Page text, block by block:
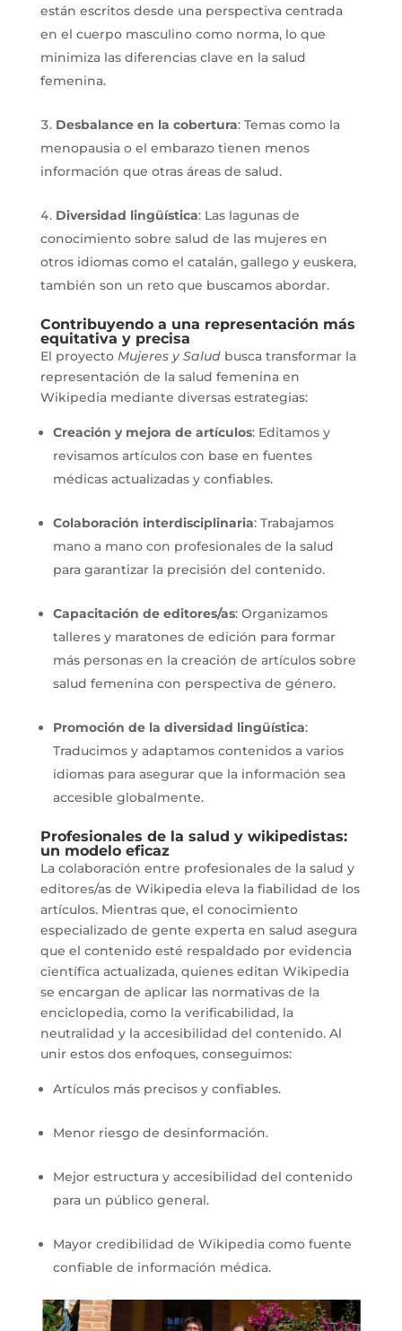
están escritos desde una perspectiva centrada
en el cuerpo masculino como norma, lo que
minimiza las diferencias clave en la salud
femenina.
Desbalance en la cobertura: Temas como la
menopausia o el embarazo tienen menos
información que otras áreas de salud.
Diversidad lingüística: Las lagunas de
conocimiento sobre salud de las mujeres en
otros idiomas como el catalán, gallego y euskera,
también son un reto que buscamos abordar.
Contribuyendo a una representación más
equitativa y precisa
El proyecto Mujeres y Saludbusca transformar la
representación de la salud femenina en
Wikipedia mediante diversas estrategias:
Creación y mejora de artículos: Editamos y
revisamos artículos con base en fuentes
médicas actualizadas y confiables.
Colaboración interdisciplinaria: Trabajamos
mano a mano con profesionales de la salud
para garantizar la precisión del contenido.
Capacitación de editores/as: Organizamos
talleres y maratones de edición para formar
más personas en la creación de artículos sobre
salud femenina con perspectiva de género.
Promoción de la diversidad lingüística:
Traducimos y adaptamos contenidos a varios
idiomas para asegurar que la información sea
accesible globalmente.
Profesionales de la salud y wikipedistas:
un modelo eficaz
La colaboración entre profesionales de la salud y
editores/as de Wikipedia eleva la fiabilidad de los
artículos. Mientras que, el conocimiento
especializado de gente experta en salud asegura
que el contenido esté respaldado por evidencia
científica actualizada, quienes editan Wikipedia
se encargan de aplicar las normativas de la
enciclopedia, como la verificabilidad, la
neutralidad y la accesibilidad del contenido. Al
unir estos dos enfoques, conseguimos:
Artículos más precisos y confiables.
Menor riesgo de desinformación.
Mejor estructura y accesibilidad del contenido
para un público general.
Mayor credibilidad de Wikipedia como fuente
confiable de información médica.